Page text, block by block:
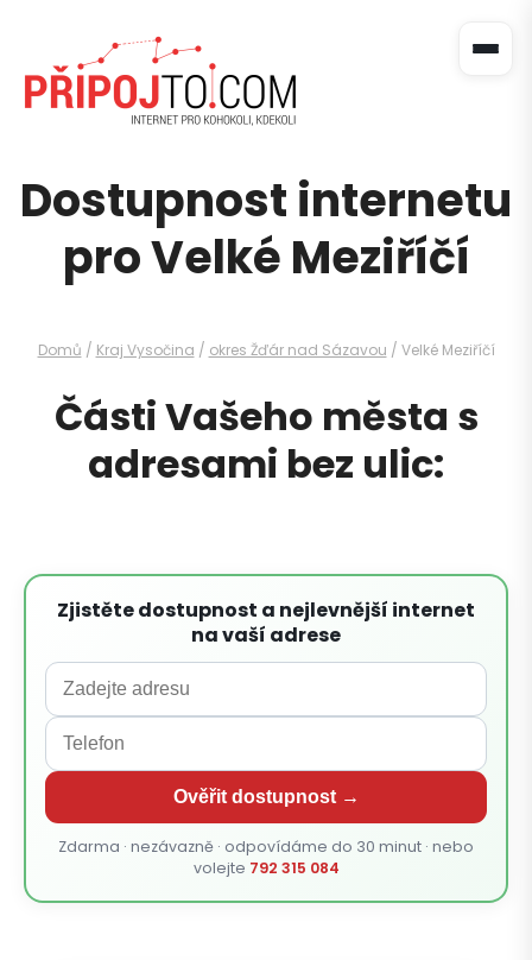
Dostupnost internetu
pro Velké Meziříčí
Domů / Kraj Vysočina / okres Žďár nad Sázavou / Velké Meziříčí
Části Vašeho města s
adresami bez ulic:
Zjistěte dostupnost a nejlevnější internet
na vaší adrese
Ověřit dostupnost →
Zdarma · nezávazně · odpovídáme do 30 minut · nebo
volejte 792 315 084